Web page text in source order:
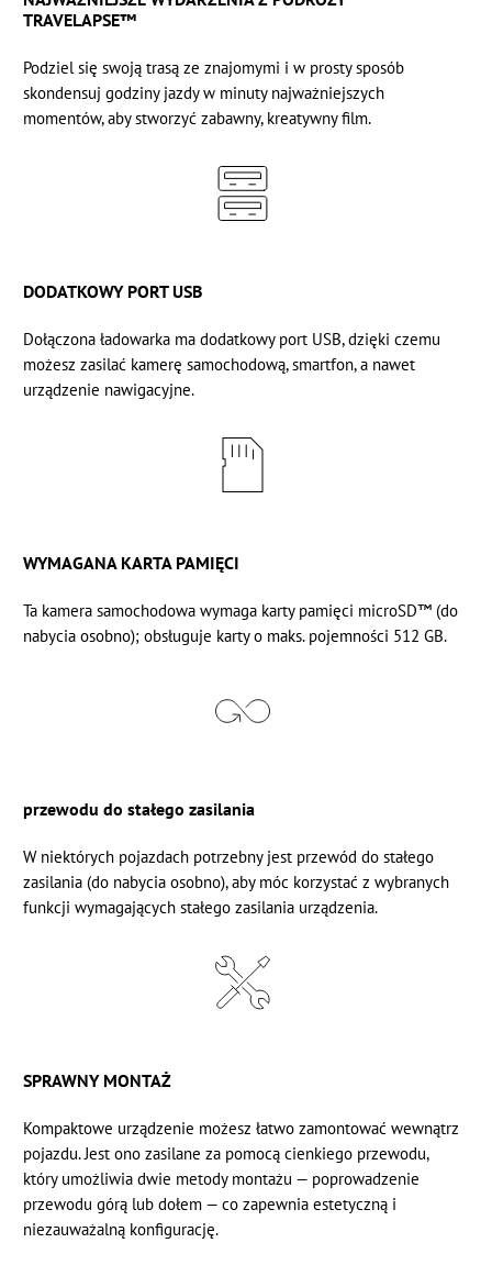
TRAVELAPSE™
Podziel się swoją trasą ze znajomymi i w prosty sposób
skondensuj godziny jazdy w minuty najważniejszych
momentów, aby stworzyć zabawny, kreatywny film.
DODATKOWY PORT USB
Dołączona ładowarka ma dodatkowy port USB, dzięki czemu
możesz zasilać kamerę samochodową, smartfon, a nawet
urządzenie nawigacyjne.
WYMAGANA KARTA PAMIĘCI
Ta kamera samochodowa wymaga karty pamięci microSD™ (do
nabycia osobno); obsługuje karty o maks. pojemności 512 GB.
przewodu do stałego zasilania
W niektórych pojazdach potrzebny jest przewód do stałego
zasilania (do nabycia osobno), aby móc korzystać z wybranych
funkcji wymagających stałego zasilania urządzenia.
SPRAWNY MONTAŻ
Kompaktowe urządzenie możesz łatwo zamontować wewnątrz
pojazdu. Jest ono zasilane za pomocą cienkiego przewodu,
który umożliwia dwie metody montażu — poprowadzenie
przewodu górą lub dołem — co zapewnia estetyczną i
niezauważalną konfigurację.